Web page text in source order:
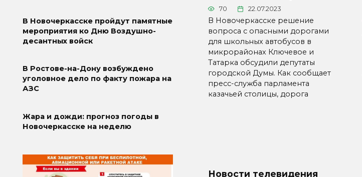
70 22.07.2023
В Новочеркасске решение
вопроса с опасными дорогами
для школьных автобусов в
микрорайонах Ключевое и
Татарка обсудили депутаты
городской Думы. Как сообщает
пресс-служба парламента
казачьей столицы, дорога
Новости телевидения
В Новочеркасске пройдут памятные
мероприятия ко Дню Воздушно-
десантных войск
В Ростове-на-Дону возбуждено
уголовное дело по факту пожара на
АЗС
Жара и дожди: прогноз погоды в
Новочеркасске на неделю